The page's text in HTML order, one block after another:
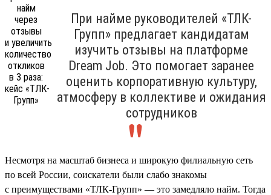
При найме руководителей «ТЛК-
Групп» предлагает кандидатам
изучить отзывы на платформе
Dream Job. Это помогает заранее
оценить корпоративную культуру,
атмосферу в коллективе и ожидания
сотрудников
Несмотря на масштаб бизнеса и широкую филиальную сеть
по всей России, соискатели были слабо знакомы
с преимуществами «ТЛК-Групп» — это замедляло найм. Тогда